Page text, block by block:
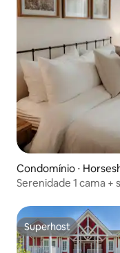
Condomínio ⋅
Serenidade 1 cama +
Superhost
Superhost